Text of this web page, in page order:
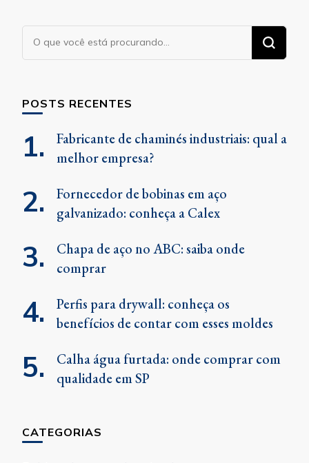
Procurando
algo?
POSTS RECENTES
Fabricante de chaminés industriais: qual a
melhor empresa?
Fornecedor de bobinas em aço
galvanizado: conheça a Calex
Chapa de aço no ABC: saiba onde
comprar
Perfis para drywall: conheça os
benefícios de contar com esses moldes
Calha água furtada: onde comprar com
qualidade em SP
CATEGORIAS